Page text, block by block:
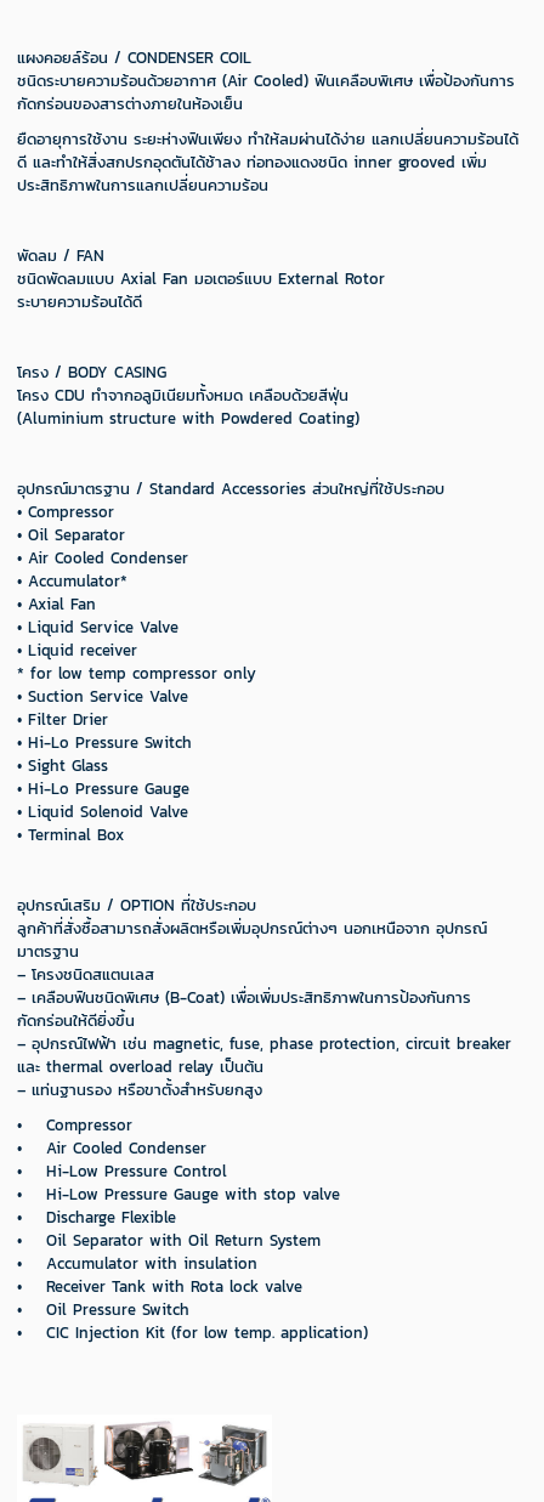
แผงคอยล์ร้อน / CONDENSER COIL
ชนิดระบายความร้อนด้วยอากาศ (Air Cooled) ฟินเคลือบพิเศษ เพื่อป้องกันการ
กัดกร่อนของสารต่างภายในห้องเย็น
ยืดอายุการใช้งาน ระยะห่างฟินเพียง ทําให้ลมผ่านได้ง่าย แลกเปลี่ยนความร้อนได้
ดี และทําให้สิ่งสกปรกอุดตันได้ช้าลง ท่อทองแดงชนิด inner grooved เพิ่ม
ประสิทธิภาพในการแลกเปลี่ยนความร้อน
พัดลม / FAN
ชนิดพัดลมแบบ Axial Fan มอเตอร์แบบ External Rotor
ระบายความร้อนได้ดี
โครง / BODY CASING
โครง CDU ทําจากอลูมิเนียมทั้งหมด เคลือบด้วยสีฟุ่น
(Aluminium structure with Powdered Coating)
อุปกรณ์มาตรฐาน / Standard Accessories ส่วนใหญ่ที่ใช้ประกอบ
• Compressor
• Oil Separator
• Air Cooled Condenser
• Accumulator*
• Axial Fan
• Liquid Service Valve
• Liquid receiver
* for low temp compressor only
• Suction Service Valve
• Filter Drier
• Hi-Lo Pressure Switch
• Sight Glass
• Hi-Lo Pressure Gauge
• Liquid Solenoid Valve
• Terminal Box
อุปกรณ์เสริม / OPTION ที่ใช้ประกอบ
ลูกค้าที่สั่งซื้อสามารถสั่งผลิตหรือเพิ่มอุปกรณ์ต่างๆ นอกเหนือจาก อุปกรณ์
มาตรฐาน
– โครงชนิดสแตนเลส
– เคลือบฟินชนิดพิเศษ (ฺB-Coat) เพื่อเพิ่มประสิทธิภาพในการป้องกันการ
กัดกร่อนให้ดียิ่งขึ้น
– อุปกรณ์ไฟฟ้า เช่น magnetic, fuse, phase protection, circuit breaker
และ thermal overload relay เป็นต้น
– แท่นฐานรอง หรือขาตั้งสําหรับยกสูง
• Compressor
• Air Cooled Condenser
• Hi-Low Pressure Control
• Hi-Low Pressure Gauge with stop valve
• Discharge Flexible
• Oil Separator with Oil Return System
• Accumulator with insulation
• Receiver Tank with Rota lock valve
• Oil Pressure Switch
• CIC Injection Kit (for low temp. application)